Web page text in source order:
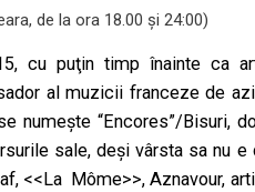
de la ora 18.00 şi 24:00)
cu puţin timp înainte ca
al muzicii franceze de
numeşte “Encores”/Bisuri,
sale, deşi vârsta sa nu e
<<La Môme>>, Aznavour,